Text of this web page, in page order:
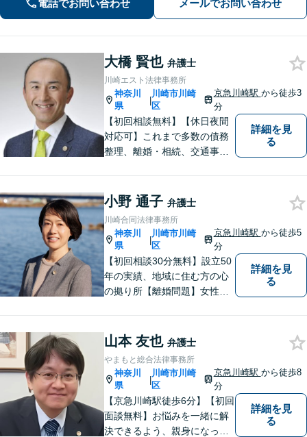
いたします【借金問題】状況を整理
電話でお問い合わせ メールでお問い合わせ
大橋 賢也 弁護士
川崎エスト法律事務所
神奈川
県
|
川崎市川崎
区
京急川崎駅 から徒歩3
分
【初回相談無料】【休日夜間
対応可】これまで多数の債務
整理、離婚・相続、交通事
産管財人や成年後見人等、裁
判所から依頼を受ける事件も
多数経験しています。1人で悩
まずに、是非ご相談くださ
い。
詳細を見
る
小野 通子 弁護士
川崎合同法律事務所
神奈川
県
|
川崎市川崎
区
京急川崎駅 から徒歩5
分
【初回相談30分無料】設立50
年の実績、地域に住む方の心
の拠り所【離婚問題】女性弁
イスを【労働問題】労働者側
に特化 精神的なケアも視野
に入れて、真摯に対応します
【京急川崎駅4分】【休日面談
OK】
詳細を見
る
山本 友也 弁護士
やまもと総合法律事務所
神奈川
県
|
川崎市川崎
区
京急川崎駅 から徒歩8
分
【京急川崎駅徒歩6分】【初回
面談無料】お悩みを一緒に解
決できるよう、親身になっ
詳細を見
る